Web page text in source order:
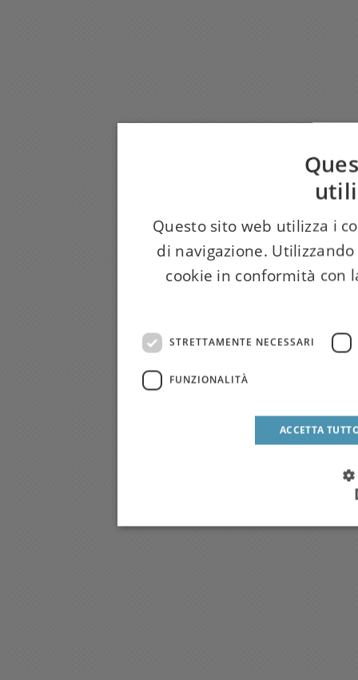
Questo sito web utilizza i
di navigazione.
cookie in conformità con
STRETTAMENTE NECESSARI
FUNZIONALITÀ
ACCETTA